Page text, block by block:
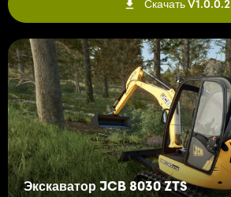
Скачать V1.0.0.2
Экскаватор JCB 8030 ZTS